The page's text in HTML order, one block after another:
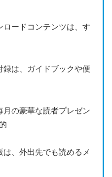
ロードコンテンツは、す
録は、ガイドブックや便
月の豪華な読者プレゼン
は、外出先でも読めるメ